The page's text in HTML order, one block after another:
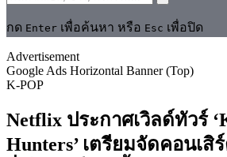
กด Enter เพื่อค้นหา หรือ Esc เพื่อปิด
Advertisement
Google Ads Horizontal Banner (Top)
K-POP
Netflix ประกาศเวิลด์ทัวร์
Hunters’ เตรียมจัดคอนเ